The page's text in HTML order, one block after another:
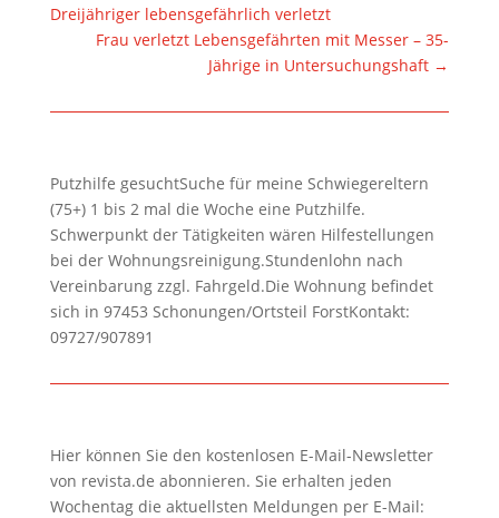
Dreijähriger lebensgefährlich verletzt
Frau verletzt Lebensgefährten mit Messer – 35-
Jährige in Untersuchungshaft →
Putzhilfe gesuchtSuche für meine Schwiegereltern
(75+) 1 bis 2 mal die Woche eine Putzhilfe.
Schwerpunkt der Tätigkeiten wären Hilfestellungen
bei der Wohnungsreinigung.Stundenlohn nach
Vereinbarung zzgl. Fahrgeld.Die Wohnung befindet
sich in 97453 Schonungen/Ortsteil ForstKontakt:
09727/907891
Hier können Sie den kostenlosen E-Mail-Newsletter
von revista.de abonnieren. Sie erhalten jeden
Wochentag die aktuellsten Meldungen per E-Mail: